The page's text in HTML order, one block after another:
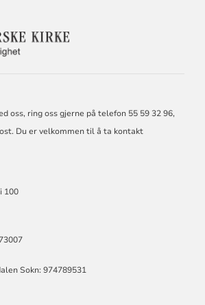
KONTAKTINFORMASJON
oss, ring oss gjerne på telefon 55 59 32 96,
Du er velkommen til å ta kontakt
100
Sokn: 974789531